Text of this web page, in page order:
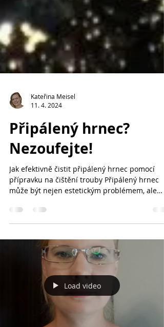
Kateřina Meisel
11. 4. 2024
Připálený hrnec?
Nezoufejte!
Jak efektivně čistit připálený hrnec pomocí
přípravku na čištění trouby Připálený hrnec